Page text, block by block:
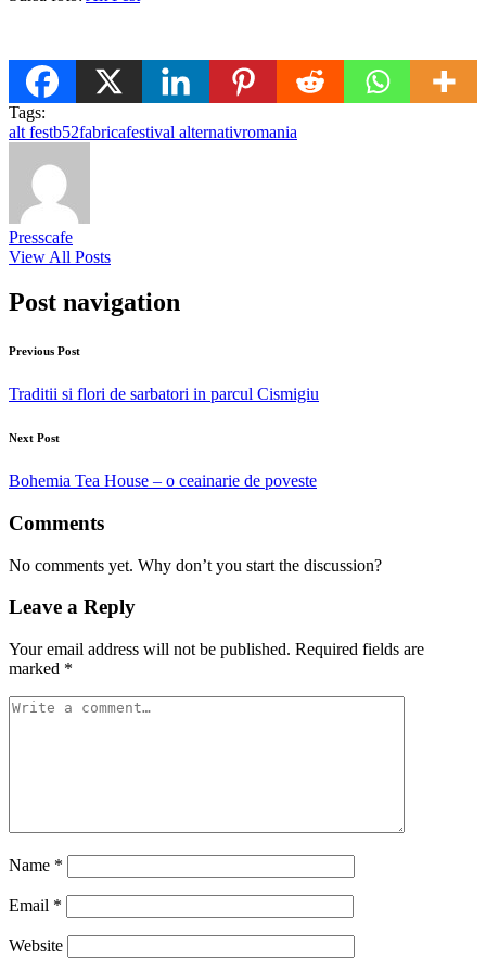
Tags:
alt festb52fabricafestival alternativromania
Presscafe
View All Posts
Post navigation
Previous Post
Traditii si flori de sarbatori in parcul Cismigiu
Next Post
Bohemia Tea House – o ceainarie de poveste
Comments
No comments yet. Why don’t you start the discussion?
Leave a Reply
Your email address will not be published. Required fields are
marked *
Name *
Email *
Website